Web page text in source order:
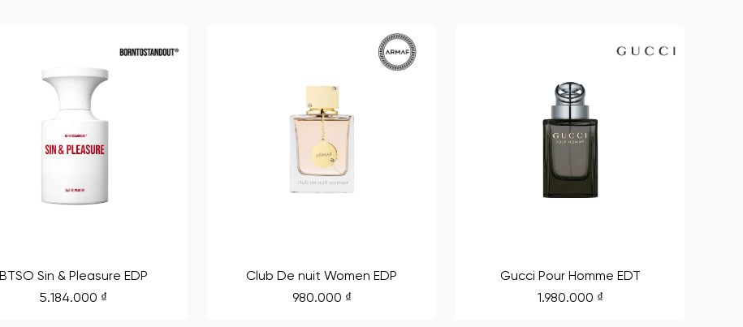
BTSO Sin & Pleasure EDP
5.184.000 ₫
Club De nuit Women EDP
980.000 ₫
Gucci Pour Homme EDT
1.980.000 ₫